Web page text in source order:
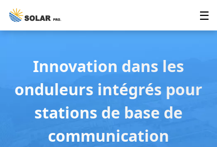
☰
Innovation dans les
onduleurs intégrés pour
stations de base de
communication